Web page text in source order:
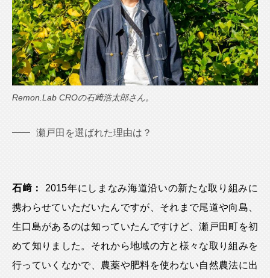
Remon.Lab CROの石﨑浩太郎さん。
瀬戸田を選ばれた理由は？
石﨑：
2015年にしまなみ海道沿いの新たな取り組みに
携わらせていただいたんですが、それまで尾道や向島、
生口島があるのは知っていたんですけど、瀬戸田町を初
めて知りました。それから地域の方と様々な取り組みを
行っていくなかで、農薬や肥料を使わない自然農法に出